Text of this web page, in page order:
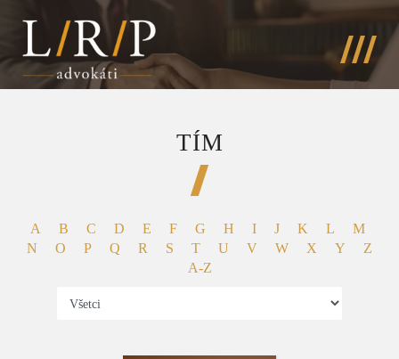
TÍM
A B C D E F G H I J K L
M
N
O P Q R S T U V W X Y
Z
A-Z